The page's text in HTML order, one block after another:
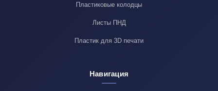
Пластиковые колодцы
Листы ПНД
Пластик для 3D печати
Навигация